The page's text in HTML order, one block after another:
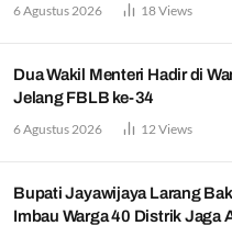
6 Agustus 2026 18Views
Dua Wakil Menteri Hadir di
Jelang FBLB ke-34
6 Agustus 2026 12 Views
Bupati Jayawijaya Larang
Imbau Warga 40 Distrik Jaga